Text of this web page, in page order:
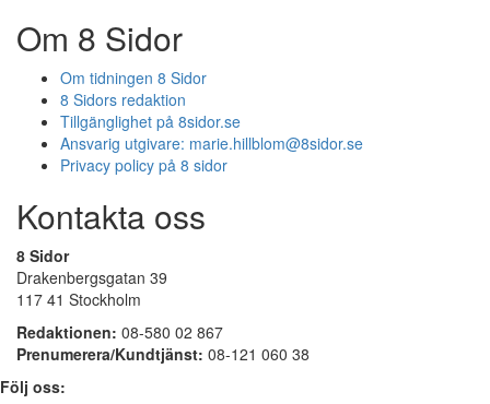
Om 8 Sidor
Om tidningen 8 Sidor
8 Sidors redaktion
Tillgänglighet på 8sidor.se
Ansvarig utgivare: marie.hillblom@8sidor.se
Privacy policy på 8 sidor
Kontakta oss
8 Sidor
Drakenbergsgatan 39
117 41 Stockholm
Redaktionen: 08-580 02 867
Prenumerera/Kundtjänst: 08-121 060 38
Följ oss: